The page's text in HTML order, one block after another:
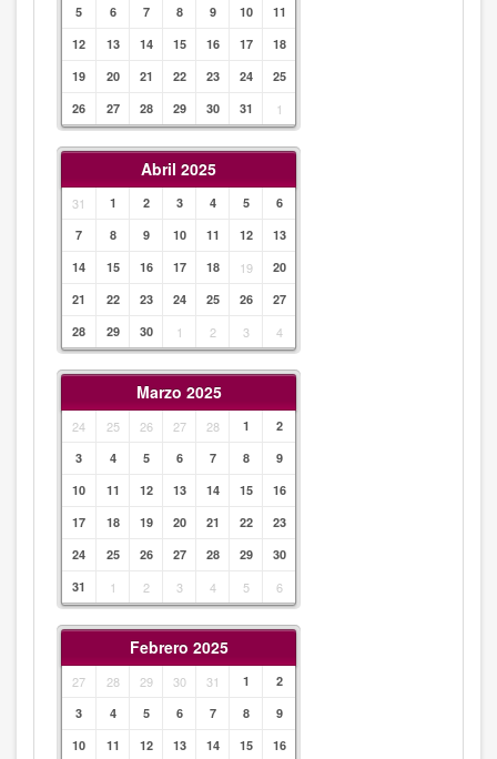
5 6 7 8 9 10
11
12
13 14 15 16 17
18
19
20 21 22 23 24
25
26
27 28 29 30 31 1
Abril 2025
31 1 2 3 4 5
6
7
8 9 10 11 12
13
14
15 16 17 18 19
20
21
22 23 24 25 26
27
28
29 30 1 2 3 4
Marzo 2025
24 25 26 27 28 1
2
3
4 5 6 7 8
9
10
11 12 13 14 15
16
17
18 19 20 21 22
23
24
25 26 27 28 29
30
31
1 2 3 4 5 6
Febrero 2025
27 28 29 30 31 1
2
3
4 5 6 7 8
9
10
11 12 13 14 15
16